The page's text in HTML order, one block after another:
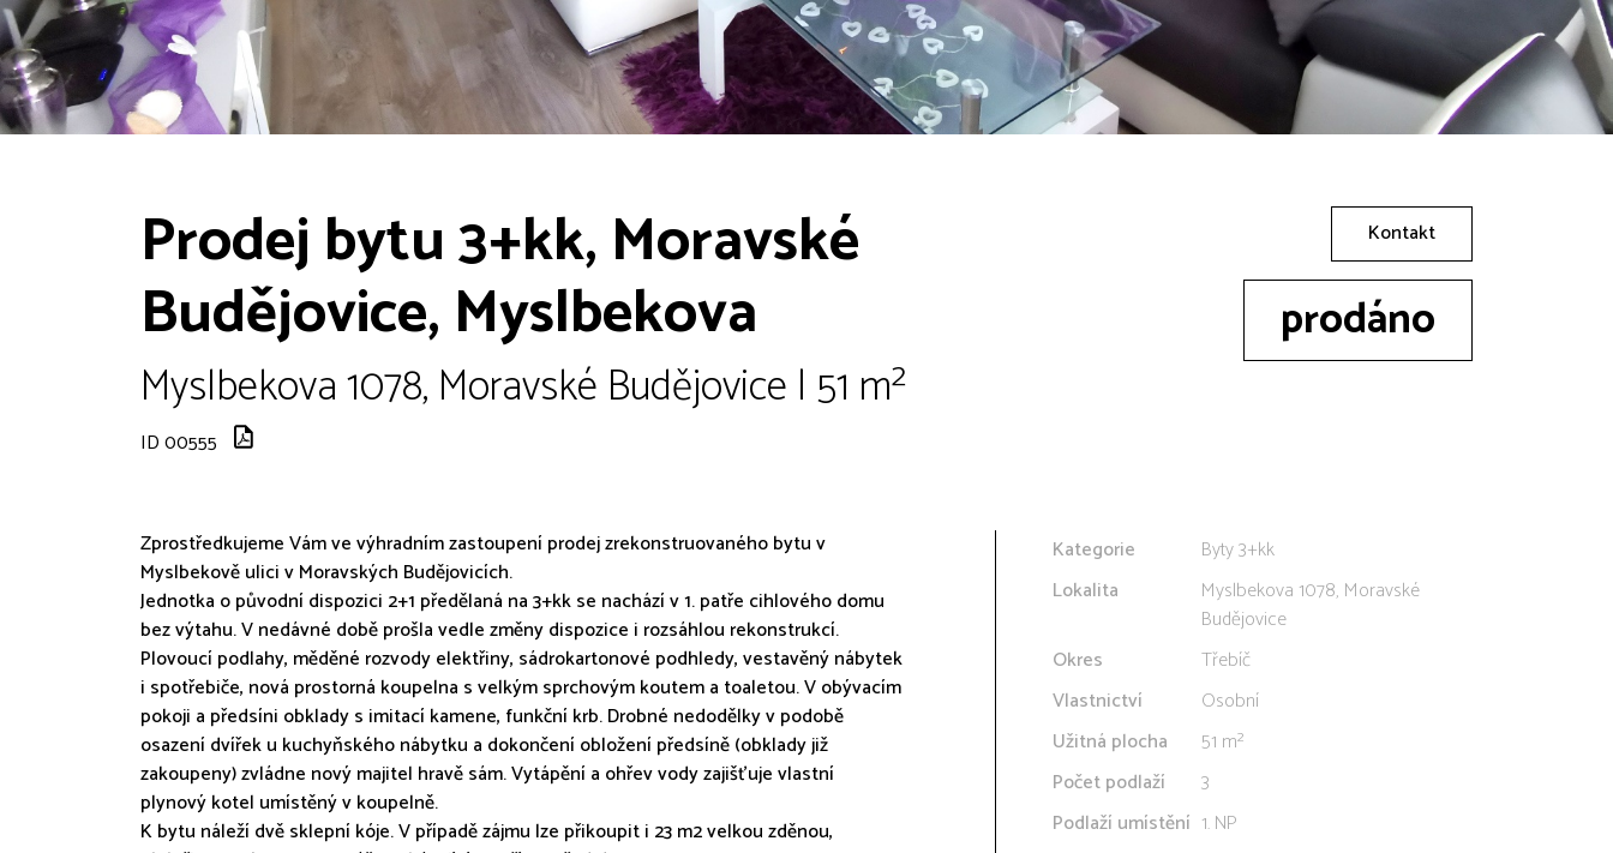
Prodej bytu 3+kk, Moravské
Budějovice, Myslbekova
Myslbekova 1078, Moravské Budějovice | 51 m²
ID 00555
Kontakt
prodáno
Zprostředkujeme Vám ve výhradním zastoupení prodej zrekonstruovaného bytu v
Myslbekově ulici v Moravských Budějovicích.
Jednotka o původní dispozici 2+1 předělaná na 3+kk se nachází v 1. patře cihlového domu
bez výtahu. V nedávné době prošla vedle změny dispozice i rozsáhlou rekonstrukcí.
Plovoucí podlahy, měděné rozvody elektřiny, sádrokartonové podhledy, vestavěný nábytek
i spotřebiče, nová prostorná koupelna s velkým sprchovým koutem a toaletou. V obývacím
pokoji a předsíni obklady s imitací kamene, funkční krb. Drobné nedodělky v podobě
osazení dvířek u kuchyňského nábytku a dokončení obložení předsíně (obklady již
zakoupeny) zvládne nový majitel hravě sám. Vytápění a ohřev vody zajišťuje vlastní
plynový kotel umístěný v koupelně.
K bytu náleží dvě sklepní kóje. V případě zájmu lze přikoupit i 23 m2 velkou zděnou,
Kategorie
Byty 3+kk
Lokalita
Myslbekova 1078, Moravské
Budějovice
Okres
Třebíč
Vlastnictví
Osobní
Užitná plocha
51 m²
Počet podlaží
3
Podlaží umístění 1. NP